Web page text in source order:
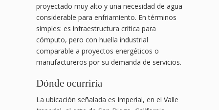
proyectado muy alto y una necesidad de agua
considerable para enfriamiento. En términos
simples: es infraestructura crítica para
cómputo, pero con huella industrial
comparable a proyectos energéticos o
manufactureros por su demanda de servicios.
Dónde ocurriría
La ubicación señalada es Imperial, en el Valle